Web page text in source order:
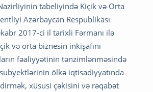
tabeliyində Kiçik və Orta
Azərbaycan Respublikası
2017-ci il tarixli Fərmanı ilə
və orta biznesin inkişafını
fəaliyyətinin tənzimlənməsində
ölkə iqtisadiyyatında
xüsusi çəkisini və rəqabət